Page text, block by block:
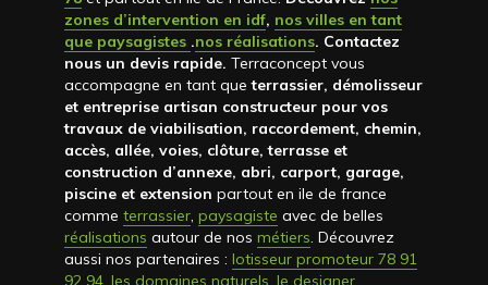
zones d’intervention en idf, nos villes en tant
que paysagistes .nos réalisations. Contactez
nous un devis rapide. Terraconcept vous
accompagne en tant queterrassier, démolisseur
et entreprise artisan constructeur pour vos
travaux de viabilisation, raccordement, chemin,
accès, allée, voies, clôture, terrasse et
construction d’annexe, abri, carport, garage,
piscine et extension partout en ile de france
comme terrassier, paysagiste avec de belles
réalisations autour de nos métiers. Découvrez
aussi nos partenaires : lotisseur promoteur 78 91
92 94 les domaines naturels le designer